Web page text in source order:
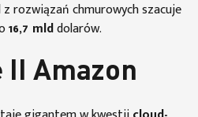
rozwiązań chmurowych szacuje
16,7 mlddolarów.
II Amazon